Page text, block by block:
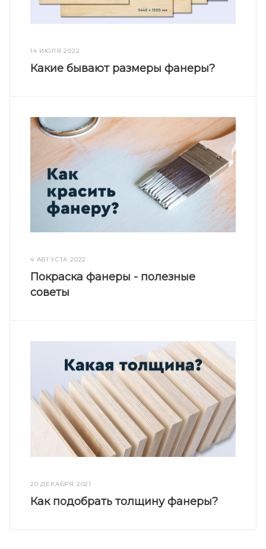
14 ИЮЛЯ 2022
Какие бывают размеры фанеры?
4 АВГУСТА 2022
Покраска фанеры - полезные
советы
20 ДЕКАБРЯ 2021
Как подобрать толщину фанеры?